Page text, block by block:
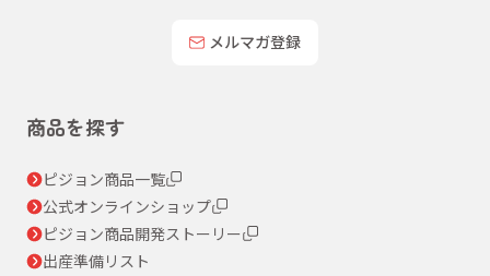
メルマガ登録
商品を探す
ピジョン商品一覧
公式オンラインショップ
ピジョン商品開発ストーリー
出産準備リスト